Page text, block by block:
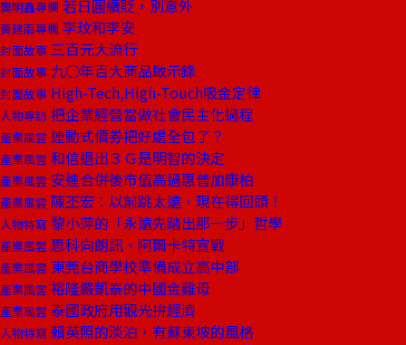
龔明鑫專欄 若日圓續貶，別意外
黃建南專欄 李玟和李安
封面故事 三百元大流行
封面故事 九○年百大商品啟示錄
封面故事 High-Tech,High-Touch吸金定律
人物專訪 把企業經營當做社會民主化過程
產業風雲 連動式債券把好處全包了？
產業風雲 和信退出３Ｇ是明智的決定
產業風雲 安進合併後市值高過惠普加康柏
產業風雲 陳丕宏︰以前跳太遠，現在得回頭！
人物特寫 黎小萍的「永遠先踏出那一步」哲學
產業風雲 思科向朗訊、阿爾卡特宣戰
產業風雲 東莞台商學校準備成立高中部
產業風雲 裕隆嚴凱泰的中國金雞母
產業風雲 泰國政府用觀光拚經濟
人物特寫 賴英照的淡泊，有蘇東坡的風格